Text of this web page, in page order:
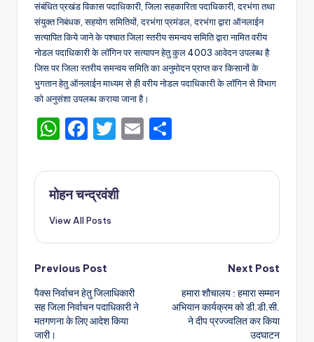
संबंधित प्रखंड विकास पदाधिकारी, जिला सहकारिता पदाधिकारी, दरभंगा तथा
संयुक्त निबंधक, सहयोग समितियों, दरभंगा प्रमंडल, दरभंगा द्वारा ऑनलाईन
सत्यापित किये जाने के पश्चात जिला स्तरीय समन्वय समिति द्वारा नामित वरीय
नोडल पदाधिकारी के लॉगिन पर सत्यापन हेतु कुल 4003 आवेदन उपलब्ध है
जिस पर जिला स्तरीय समन्वय समिति का अनुमोदन प्राप्त कर किसानों के
भुगतान हेतु ऑनलाईन माध्यम से ही वरीय नोडल पदाधिकारी के लॉगिन से विभाग
को अनुसंशा उपलब्ध कराया जाना है।
W
a
ts
A
p
p
F
c
e
b
o
o
k
T
it
te
E
ai ar
मोहन चन्द्रवंशी
View All Posts
Post
navigation
Previous Post
पैक्स निर्वाचन हेतु जिलाधिकारी
सह जिला निर्वाचन पदाधिकारी ने
मतगणना के लिए आदेश किया
जारी।
Next Post
हमारा शौचालय : हमारा सम्मान
अभियान कार्यक्रम को डी.डी.सी.
ने दीप प्रज्ज्वलित कर किया
उदघाटन